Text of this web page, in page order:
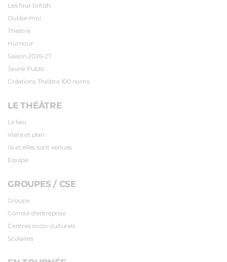
Les faux british
Oublie-moi
Théâtre
Humour
Saison 2026-27
Jeune Public
Créations Théâtre 100 noms
LE THÉÂTRE
Le lieu
Visite et plan
Ils et elles sont venues
Equipe
GROUPES / CSE
Groupe
Comité d'entreprise
Centres socio-culturels
Scolaires